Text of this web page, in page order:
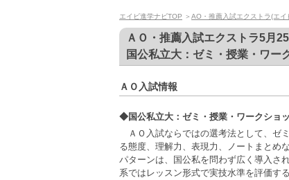
エイビ進学ナビTOP ＞ AO・推薦入試エクストラ(エ
ＡＯ・推薦入試エクストラ5月
国公私立大：ゼミ・授業・ワー
ＡＯ入試情報
◆国公私立大：ゼミ・授業・ワークショ
ＡＯ入試ならではの選考法として、ゼ
る態度、理解力、表現力、ノートまとめ
パターンは、国公私を問わず広く導入さ
系ではレッスン形式で実技水準を評価す